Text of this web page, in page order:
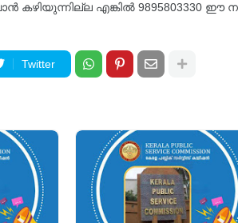
കഴിയുന്നില്ല എങ്കിൽ 9895803330 ഈ
Twitter